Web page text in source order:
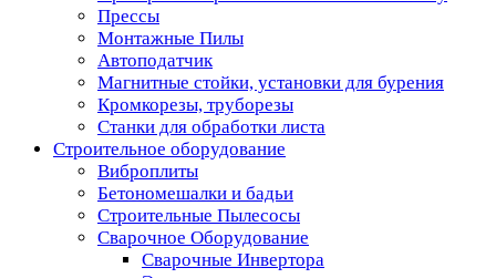
Прессы
Монтажные Пилы
Автоподатчик
Магнитные стойки, установки для бурения
Кромкорезы, труборезы
Станки для обработки листа
Строительное оборудование
Виброплиты
Бетономешалки и бадьи
Строительные Пылесосы
Сварочное Оборудование
Сварочные Инвертора